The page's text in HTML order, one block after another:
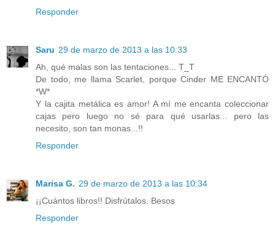
Responder
Saru 29 de marzo de 2013 a las 10:33
Ah, qué malas son las tentaciones... T_T
De todo, me llama Scarlet, porque Cinder ME ENCANTÓ
*W*
Y la cajita metálica es amor! A mí me encanta coleccionar
cajas pero luego no sé para qué usarlas... pero las
necesito, son tan monas...!!
Responder
Marisa G. 29 de marzo de 2013 a las 10:34
¡¡Cuántos libros!! Disfrútalos. Besos
Responder